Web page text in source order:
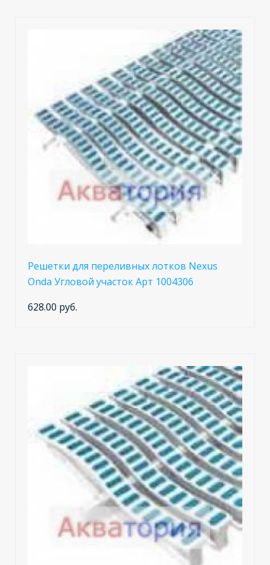
Решетки для переливных лотков Nexus
Onda Угловой участок Арт 1004306
628.00 руб.